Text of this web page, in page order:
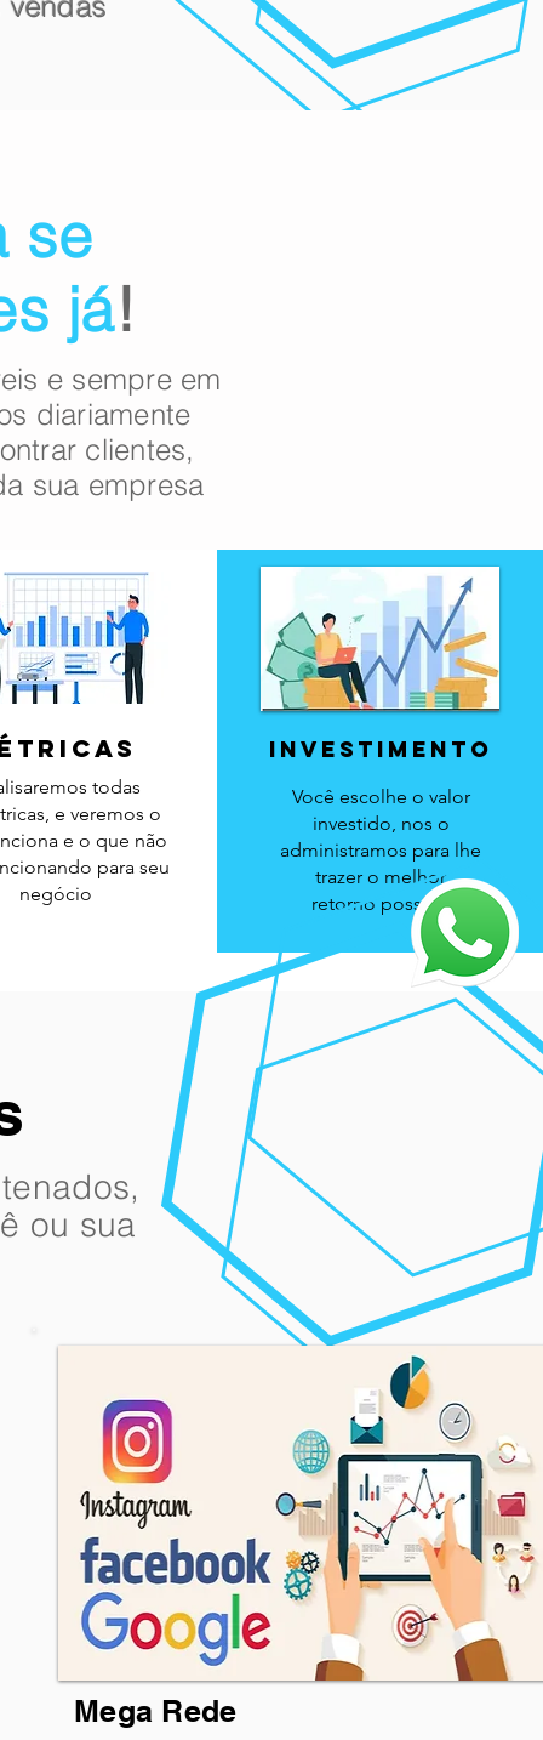
se
já!
e sempre em
diariamente
clientes,
sua empresa
todas
e veremos o
e o que não
para seu
negócio
investimento
Você escolhe o valor
investido, nos o
administramos para lhe
trazer o melhor
retorno possível
ou sua
Mega Rede